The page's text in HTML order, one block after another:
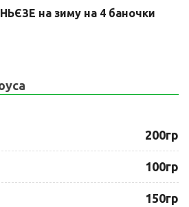
на зиму на 4 баночки
200гр
100гр
150гр